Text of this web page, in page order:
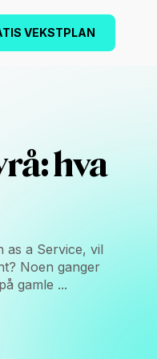
VEKSTPLAN
hva
as a Service, vil
Noen ganger
gamle ...